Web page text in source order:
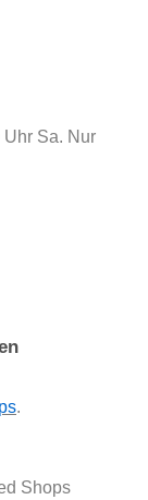
Uhr Sa. Nur
.
Shops